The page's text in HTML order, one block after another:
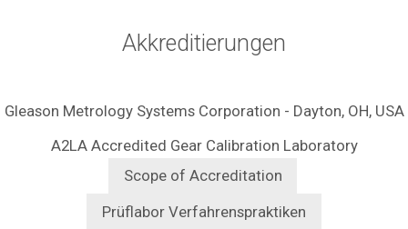
Akkreditierungen
Gleason Metrology Systems Corporation - Dayton, OH, USA
A2LA Accredited Gear Calibration Laboratory
Scope of Accreditation
Prüflabor Verfahrenspraktiken